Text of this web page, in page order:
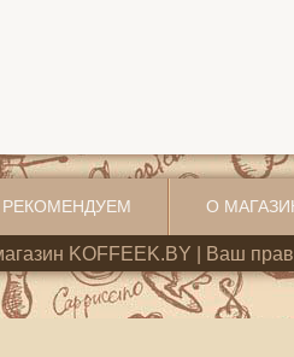
О
KOFFEEK.BY | Ваш